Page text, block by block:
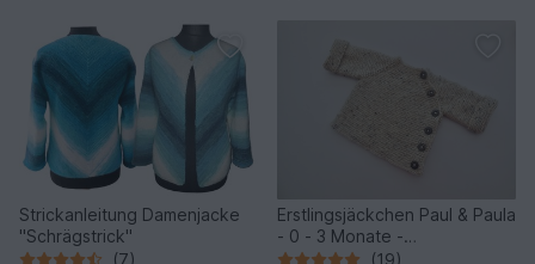
Strickanleitung Damenjacke
"Schrägstrick"
(7)
Erstlingsjäckchen Paul & Paula
- 0 - 3 Monate -
Strickanleitung
(19)